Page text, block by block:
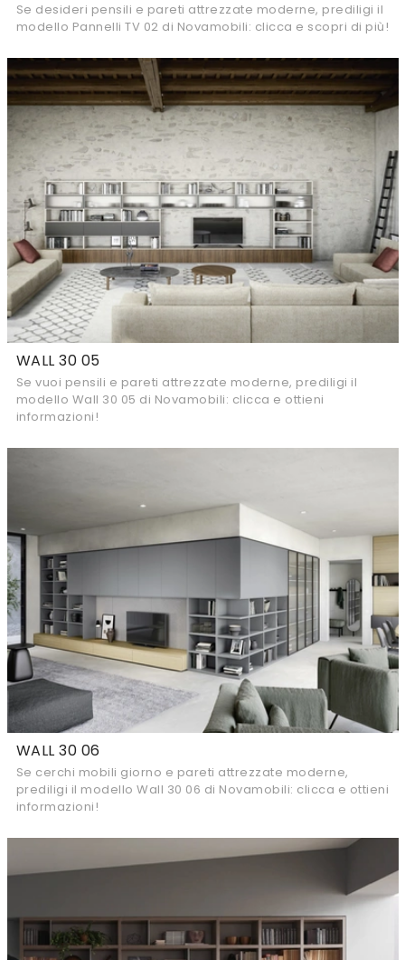
Se desideri pensili e pareti attrezzate moderne, prediligi il
modello Pannelli TV 02 di Novamobili: clicca e scopri di più!
WALL 30 05
Se vuoi pensili e pareti attrezzate moderne, prediligi il
modello Wall 30 05 di Novamobili: clicca e ottieni
informazioni!
WALL 30 06
Se cerchi mobili giorno e pareti attrezzate moderne,
prediligi il modello Wall 30 06 di Novamobili: clicca e ottieni
informazioni!